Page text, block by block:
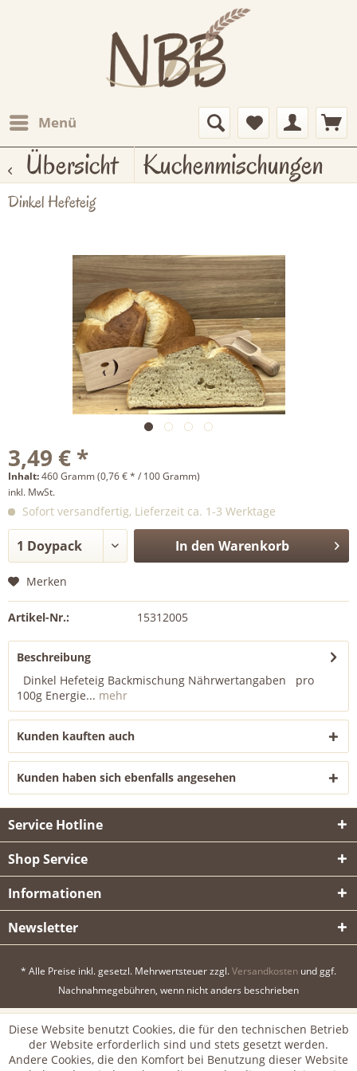
Menü
Übersicht Kuchenmischungen
Dinkel Hefeteig
3,49 € *
Inhalt:460 Gramm (0,76 € * / 100 Gramm)
inkl. MwSt.
Sofort versandfertig, Lieferzeit ca. 1-3 Werktage
In den Warenkorb
Merken
Artikel-Nr.: 15312005
Beschreibung
Dinkel Hefeteig Backmischung Nährwertangaben pro
100g Energie... mehr
Kunden kauften auch
Kunden haben sich ebenfalls angesehen
Service Hotline
Shop Service
Informationen
Newsletter
* Alle Preise inkl. gesetzl. Mehrwertsteuer zzgl.Versandkosten und ggf.
Nachnahmegebühren, wenn nicht anders beschrieben
Diese Website benutzt Cookies, die für den technischen Betrieb
der Website erforderlich sind und stets gesetzt werden.
Andere Cookies, die den Komfort bei Benutzung dieser Website